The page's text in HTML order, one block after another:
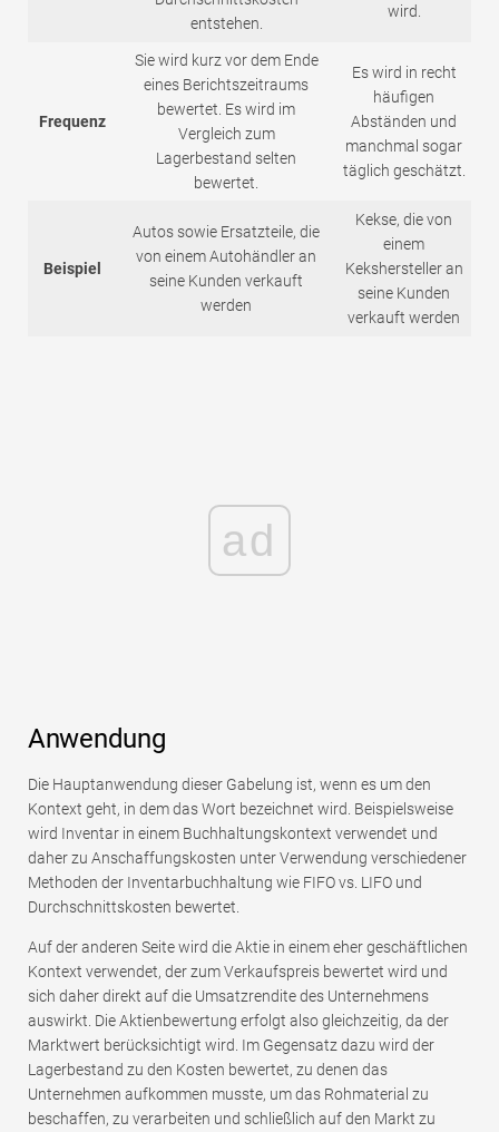
entstehen.
wird.
Frequenz
Sie wird kurz vor dem Ende
eines Berichtszeitraums
bewertet. Es wird im
Vergleich zum
Lagerbestand selten
bewertet.
Es wird in recht
häufigen
Abständen und
manchmal sogar
täglich geschätzt.
Beispiel
Autos sowie Ersatzteile, die
von einem Autohändler an
seine Kunden verkauft
werden
Kekse, die von
einem
Kekshersteller an
seine Kunden
verkauft werden
ad
Anwendung
Die Hauptanwendung dieser Gabelung ist, wenn es um den
Kontext geht, in dem das Wort bezeichnet wird. Beispielsweise
wird Inventar in einem Buchhaltungskontext verwendet und
daher zu Anschaffungskosten unter Verwendung verschiedener
Methoden der Inventarbuchhaltung wie FIFO vs. LIFO und
Durchschnittskosten bewertet.
Auf der anderen Seite wird die Aktie in einem eher geschäftlichen
Kontext verwendet, der zum Verkaufspreis bewertet wird und
sich daher direkt auf die Umsatzrendite des Unternehmens
auswirkt. Die Aktienbewertung erfolgt also gleichzeitig, da der
Marktwert berücksichtigt wird. Im Gegensatz dazu wird der
Lagerbestand zu den Kosten bewertet, zu denen das
Unternehmen aufkommen musste, um das Rohmaterial zu
beschaffen, zu verarbeiten und schließlich auf den Markt zu